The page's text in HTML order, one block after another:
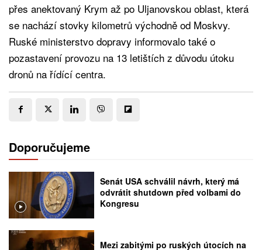
přes anektovaný Krym až po Uljanovskou oblast, která
se nachází stovky kilometrů východně od Moskvy.
Ruské ministerstvo dopravy informovalo také o
pozastavení provozu na 13 letištích z důvodu útoku
dronů na řídící centra.
Doporučujeme
Senát USA schválil návrh, který má
odvrátit shutdown před volbami do
Kongresu
Mezi zabitými po ruských útocích na